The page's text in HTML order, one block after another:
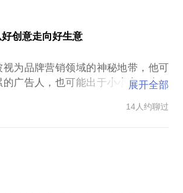
创意走向好生意
为品牌营销领域的神秘地带，他可
广告人，也可能出于小小实习生，
者的使命不只是让创意诞生，更是要
牌、推动销售、并为企业带来更远
展开全部
14人约聊过